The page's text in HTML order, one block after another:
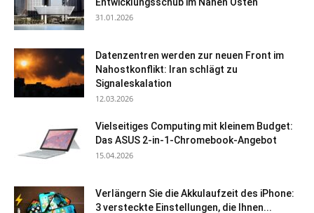
31.01.2026
Datenzentren werden zur neuen Front im
Nahostkonflikt: Iran schlägt zu
Signaleskalation
12.03.2026
Vielseitiges Computing mit kleinem Budget:
Das ASUS 2-in-1-Chromebook-Angebot
15.04.2026
Verlängern Sie die Akkulaufzeit des iPhone:
3 versteckte Einstellungen, die Ihnen...